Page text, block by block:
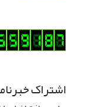
اشتراک